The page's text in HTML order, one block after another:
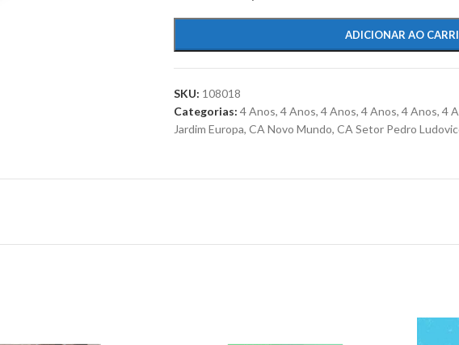
ADICIONAR AO
SKU: 108018
Categorias: 4 Anos, 4 Anos, 4 Anos, 4 Anos, 4 Anos, 4
Jardim Europa, CA Novo Mundo, CA Setor Pedro